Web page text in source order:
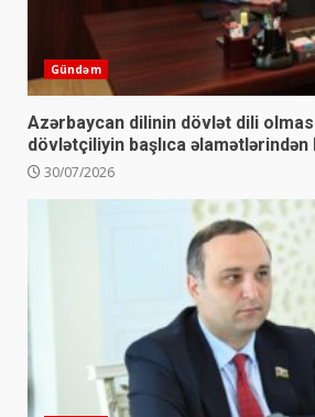
Gündəm
Azərbaycan dilinin dövlət dili
dövlətçiliyin başlıca
30/07/2026